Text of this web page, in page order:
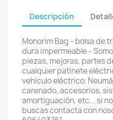
Descripción
Monorim Bag - bolsa de
dura impermeable -
piezas, mejoras, partes
cualquier patinete
vehículo eléctrico.
carenado, accesorios,
amortiguación, etc... si
buscas contacta con